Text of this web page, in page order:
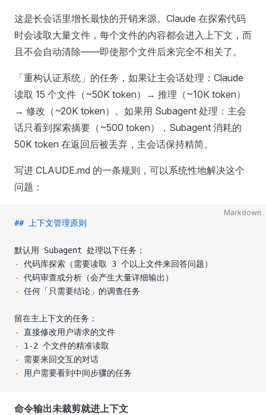
这是长会话里增长最快的开销来源。Claude 在探索代码
时会读取大量文件，每个文件的内容都会进入上下文，而
且不会自动清除——即使那个文件后来完全不相关了。
「重构认证系统」的任务，如果让主会话处理：Claude
读取 15 个文件（~50K token）→ 推理（~10K token）
→ 修改（~20K token）。如果用 Subagent 处理：主会
话只看到探索摘要（~500 token），Subagent 消耗的
50K token 在返回后被丢弃，主会话保持精简。
写进 CLAUDE.md 的一条规则，可以系统性地解决这个
问题：
Markdown
## 上下文管理原则
默认用 Subagent 处理以下任务：
-
代码库探索（需要读取 3 个以上文件来回答问题）
-
代码审查或分析（会产生大量详细输出）
-
任何「只需要结论」的调查任务
留在主上下文的任务：
-
直接修改用户请求的文件
-
1-2 个文件的精准读取
-
需要来回交互的对话
-
用户需要看到中间步骤的任务
命令输出未裁剪就进上下文